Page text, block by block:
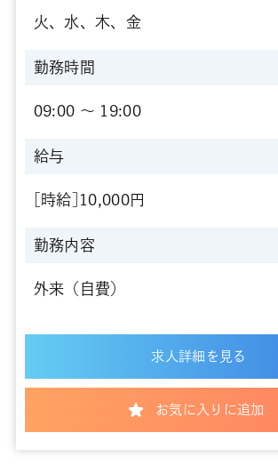
火、水、木、金
勤務時間
09:00 〜 19:00
給与
[時給]10,000円
勤務内容
外来（自費）
求人詳細を見る
お気に入りに追加